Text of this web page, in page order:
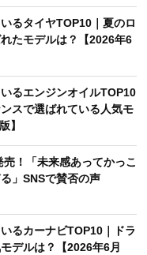
るタイヤTOP10｜夏のロ
たモデルは？【2026年6
いるエンジンオイルTOP10
スで選ばれている人気モ
】
！「未来感あってかっこ
」SNSで賛否の声
るカーナビTOP10｜ドラ
デルは？【2026年6月